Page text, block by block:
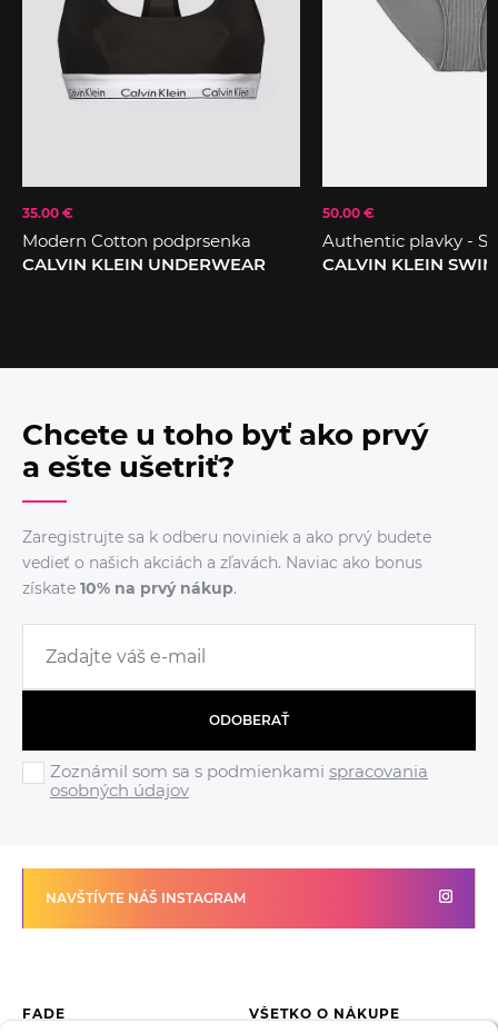
35.00 €
Modern Cotton podprsenka
CALVIN KLEIN UNDERWEAR
50.00 €
Authentic plavky -
CALVIN KLEIN
Chcete u toho byť ako prvý
a ešte ušetriť?
Zaregistrujte sa k odberu noviniek a ako prvý budete
vedieť o našich akciách a zľavách. Naviac ako bonus
získate 10% na prvý nákup.
ODOBERAŤ
Zoznámil som sa s podmienkami spracovania
osobných údajov
NAVŠTÍVTE NÁŠ INSTAGRAM
FADE VŠETKO O NÁKUPE